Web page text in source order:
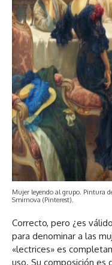
Mujer leyendo al grupo. Pintura
Smirnova (Pinterest).
Correcto, pero ¿es
para denominar a las
«lectrices» es
uso. Su composición es